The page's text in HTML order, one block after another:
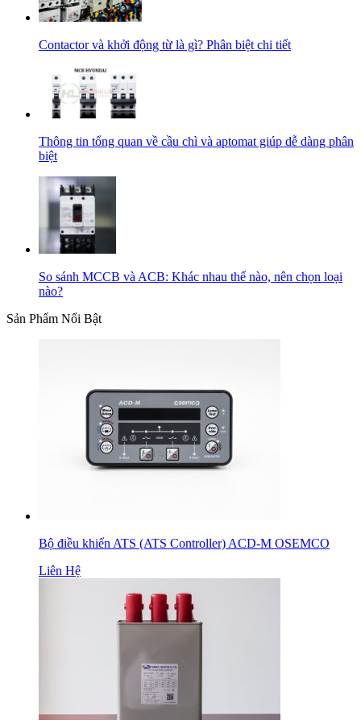
Contactor và khởi động từ là gì? Phân biệt chi tiết
Thông tin tổng quan về cầu chì và aptomat giúp dễ dàng phân
biệt
So sánh MCCB và ACB: Khác nhau thế nào, nên chọn loại
nào?
Sản Phẩm Nổi Bật
Bộ điều khiển ATS (ATS Controller) ACD-M OSEMCO
Liên Hệ